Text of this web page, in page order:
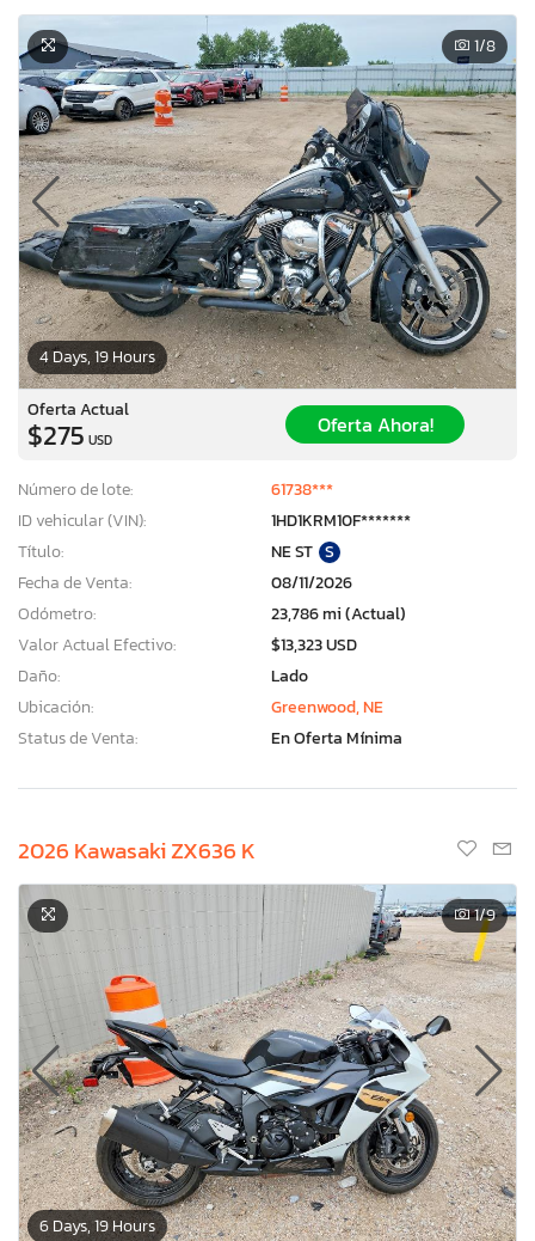
4 Days, 19 Hours
1/8
Oferta Actual
$275 USD
Oferta Ahora!
Número de lote:
61738***
ID vehicular (VIN):
1HD1KRM10F*******
Título:
NE ST S
Fecha de Venta:
08/11/2026
Odómetro:
23,786 mi (Actual)
Valor Actual Efectivo:
$13,323 USD
Daño:
Lado
Ubicación:
Greenwood, NE
Status de Venta:
En Oferta Mínima
2026 Kawasaki ZX636 K
6 Days, 19 Hours
1/9